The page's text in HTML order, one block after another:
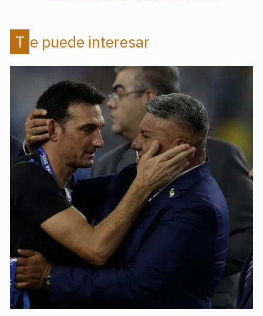
Te puede interesar